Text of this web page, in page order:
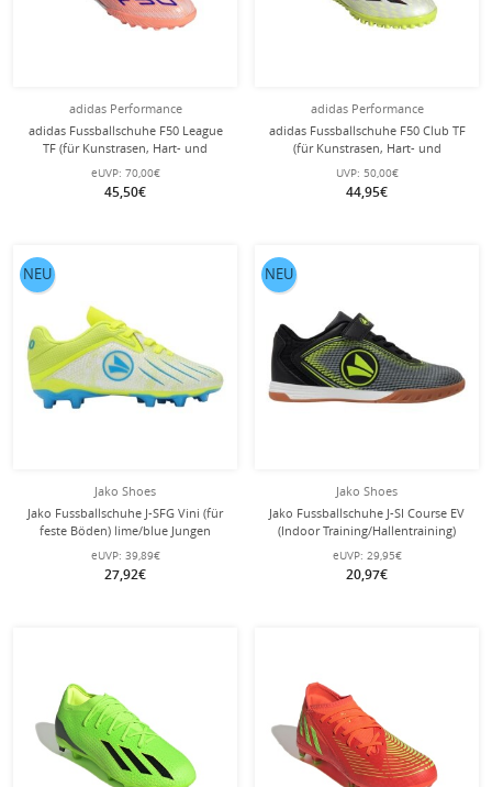
adidas Performance
adidas Fussballschuhe F50 League
TF (für Kunstrasen, Hart- und
Aschenplätze) orange/blau Jungen
eUVP: 70,00€
45,50€
adidas Performance
adidas Fussballschuhe F50 Club TF
(für Kunstrasen, Hart- und
Aschenplätze) 2026 limegrün/weiss
Jungen
UVP: 50,00€
44,95€
Jako Shoes
Jako Fussballschuhe J-SFG Vini (für
feste Böden) lime/blue Jungen
eUVP: 39,89€
27,92€
NEU
Jako Shoes
Jako Fussballschuhe J-SI Course EV
(Indoor Training/Hallentraining)
schwarz/limegrün Jungen
eUVP: 29,95€
20,97€
NEU